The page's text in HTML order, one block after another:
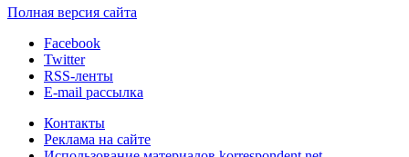
Полная версия сайта
Facebook
Twitter
RSS-ленты
E-mail рассылка
Контакты
Реклама на сайте